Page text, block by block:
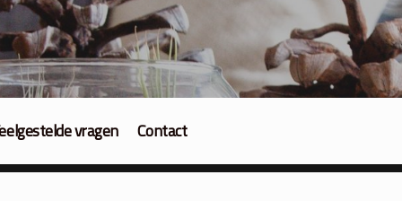
vragen Contact